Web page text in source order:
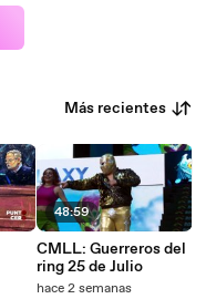
Más recientes
48:59
CMLL: Guerreros del
ring 25 de Julio
hace 2 semanas